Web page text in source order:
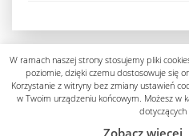
Polityka prywatności
W ramach naszej strony stosujemy pliki
poziomie, dzięki czemu dostosowuje się
Korzystanie z witryny bez zmiany ustawień
w Twoim urządzeniu końcowym. Możesz w
dotyczących
Zobacz więcej